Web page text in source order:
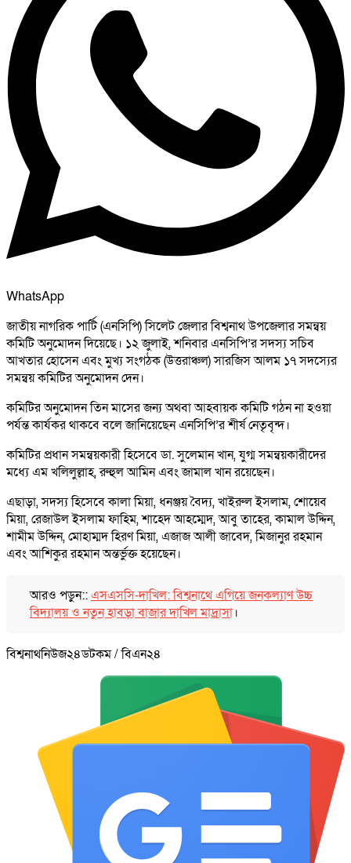
WhatsApp
জাতীয় নাগরিক পার্টি (এনসিপি) সিলেট জেলার বিশ্বনাথ উপজেলার সমন্বয়
কমিটি অনুমোদন দিয়েছে। ১২ জুলাই, শনিবার এনসিপি’র সদস্য সচিব
আখতার হোসেন এবং মুখ্য সংগঠক (উত্তরাঞ্চল) সারজিস আলম ১৭ সদস্যের
সমন্বয় কমিটির অনুমোদন দেন।
কমিটির অনুমোদন তিন মাসের জন্য অথবা আহবায়ক কমিটি গঠন না হওয়া
পর্যন্ত কার্যকর থাকবে বলে জানিয়েছেন এনসিপি’র শীর্ষ নেতৃবৃন্দ।
কমিটির প্রধান সমন্বয়কারী হিসেবে ডা. সুলেমান খান, যুগ্ম সমন্বয়কারীদের
মধ্যে এম খলিলুল্লাহ, রুহুল আমিন এবং জামাল খান রয়েছেন।
এছাড়া, সদস্য হিসেবে কালা মিয়া, ধনঞ্জয় বৈদ্য, খাইরুল ইসলাম, শোয়েব
মিয়া, রেজাউল ইসলাম ফাহিম, শাহেদ আহম্মেদ, আবু তাহের, কামাল উদ্দিন,
শামীম উদ্দিন, মোহাম্মদ হিরণ মিয়া, এজাজ আলী জাবেদ, মিজানুর রহমান
এবং আশিকুর রহমান অন্তর্ভুক্ত হয়েছেন।
আরও পড়ুন::এসএসসি-দাখিল: বিশ্বনাথে এগিয়ে জনকল্যাণ উচ্চ
বিদ্যালয় ও নতুন হাবড়া বাজার দাখিল মাদ্রাসা।
বিশ্বনাথনিউজ২৪ডটকম / বিএন২৪